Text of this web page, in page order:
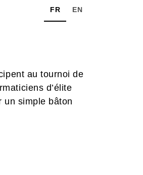
FR EN
au tournoi de
d’élite
un simple bâton